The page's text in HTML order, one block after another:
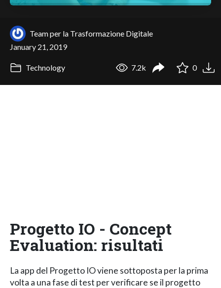
Team per la Trasformazione Digitale
January 21, 2019
Technology 7.2k 0
Progetto IO - Concept
Evaluation: risultati
La app del Progetto IO viene sottoposta per la prima
volta a una fase di test per verificare se il progetto